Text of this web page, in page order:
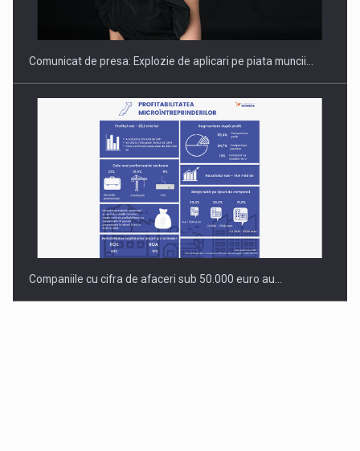
INTERNATIONAL BUSINESS SCENE
Comunicat de presa: Explozie de aplicari pe piata muncii…
Companiile cu cifra de afaceri sub 50.000 euro au…